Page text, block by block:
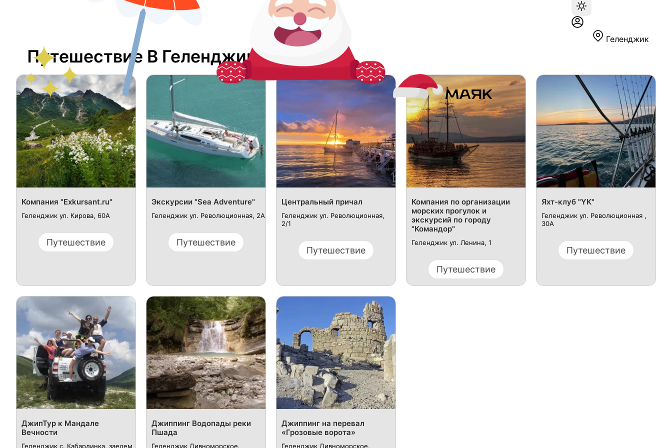
Геленджик
Путешествие В Геленджике
Компания "Exkursant.ru"
Геленджик ул. Кирова, 60А
Путешествие
Экскурсии "Sea Adventure"
Геленджик ул. Революционная, 2А
Путешествие
Центральный причал
Геленджик ул. Революционная,
2/1
Путешествие
​Компания по организации
морских прогулок и
экскурсий по городу
"Командор"
Геленджик ул. Ленина, 1
Путешествие
Яхт-клуб "YK"
Геленджик ул. Революционная ,
30А
Путешествие
ДжипТур к Мандале
Вечности
Геленджик с. Кабардинка, заедем
Джиппинг Водопады реки
Пшада
Геленджик Дивноморское.
Джиппинг на перевал
«Грозовые ворота»
Геленджик Дивноморское.